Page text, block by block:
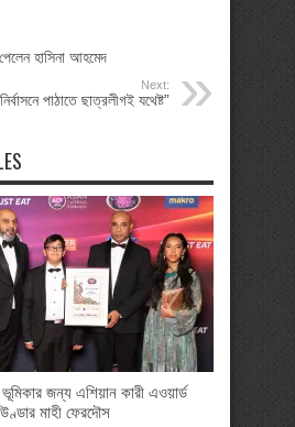
হাসিনা আহমেদ
Next:
পাঠাতে ছাত্রলীগই যথেষ্ট”
ভূমিকার জন্য এশিয়ান কারী এওয়ার্ড
মাহী ফেরদৌস